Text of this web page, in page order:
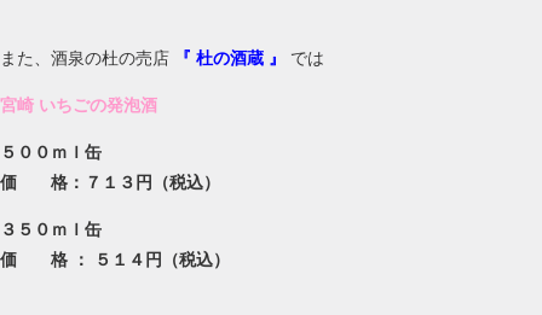
また、酒泉の杜の売店 『 杜の酒蔵 』 では
宮崎 いちごの発泡酒
５００ｍｌ缶
価 格：７１３円（税込）
３５０ｍｌ缶
価 格 ： ５１４円（税込）